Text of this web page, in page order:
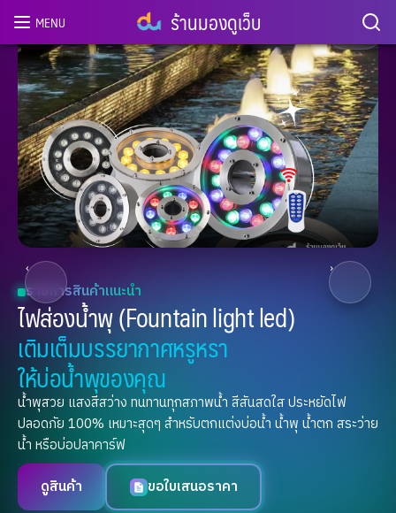
รายการสินค้าแนะนำ
ไฟส่องน้ำพุ (Fountain light led)
เติมเต็มบรรยากาศหรูหรา
ให้บ่อน้ำพุของคุณ
น้ำพุสวย แสงสีสว่าง ทนทานทุกสภาพน้ำ สีสันสดใส ประหยัดไฟ
ปลอดภัย 100% เหมาะสุดๆ สำหรับตกแต่งบ่อน้ำ น้ำพุ น้ำตก สระว่าย
น้ำ หรือบ่อปลาคาร์ฟ
ดูสินค้า
ขอใบเสนอราคา
‹ ›
/ 8
ร้านมองดูเว็บ
MENU